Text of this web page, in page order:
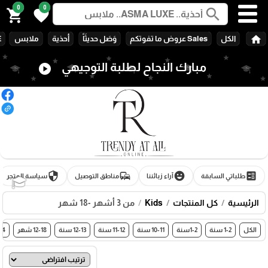
search
0
favorite
0
shopping_cart
home الكل Sales عروض ما تفوتكم وَصَل حديثَاً أحذية ملابس
مبارك النجاح لطلبة التوجيهي play_circle
🎓
ballotطلباتي السابقة emoji_emotionsآراء زبائننا commuteمناطق التوصيل securityسياسة المتجر
الرئيسية كل المنتجات Kids من 3 أشهر -18 شهر
الكل 1-2 سنة 1-2سنة 10-11 سنة 11-12 سنة 12-13 سنة 12-18 شهر 13-